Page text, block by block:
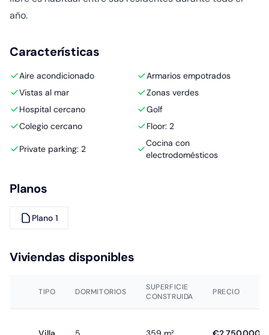
año.
Características
Aire acondicionado
Armarios empotrados
Vistas al mar
Zonas verdes
Hospital cercano
Golf
Colegio cercano
Floor: 2
Private parking: 2
Cocina con
electrodomésticos
Planos
Plano 1
Viviendas disponibles
TIPO DORMITORIOS
SUPERFICIE
CONSTRUIDA
PRECIO